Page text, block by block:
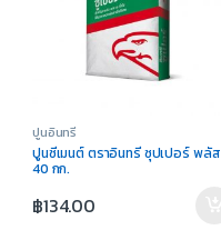
ปูนอินทรี
ปูนซีเมนต์ ตราอินทรี ซุปเปอร์ พลัส
40 กก.
฿134.00